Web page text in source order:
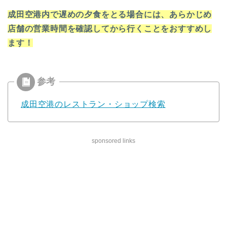
成田空港内で遅めの夕食をとる場合には、あらかじめ
店舗の営業時間を確認してから行くことをおすすめし
ます！
成田空港のレストラン・ショップ検索
sponsored links